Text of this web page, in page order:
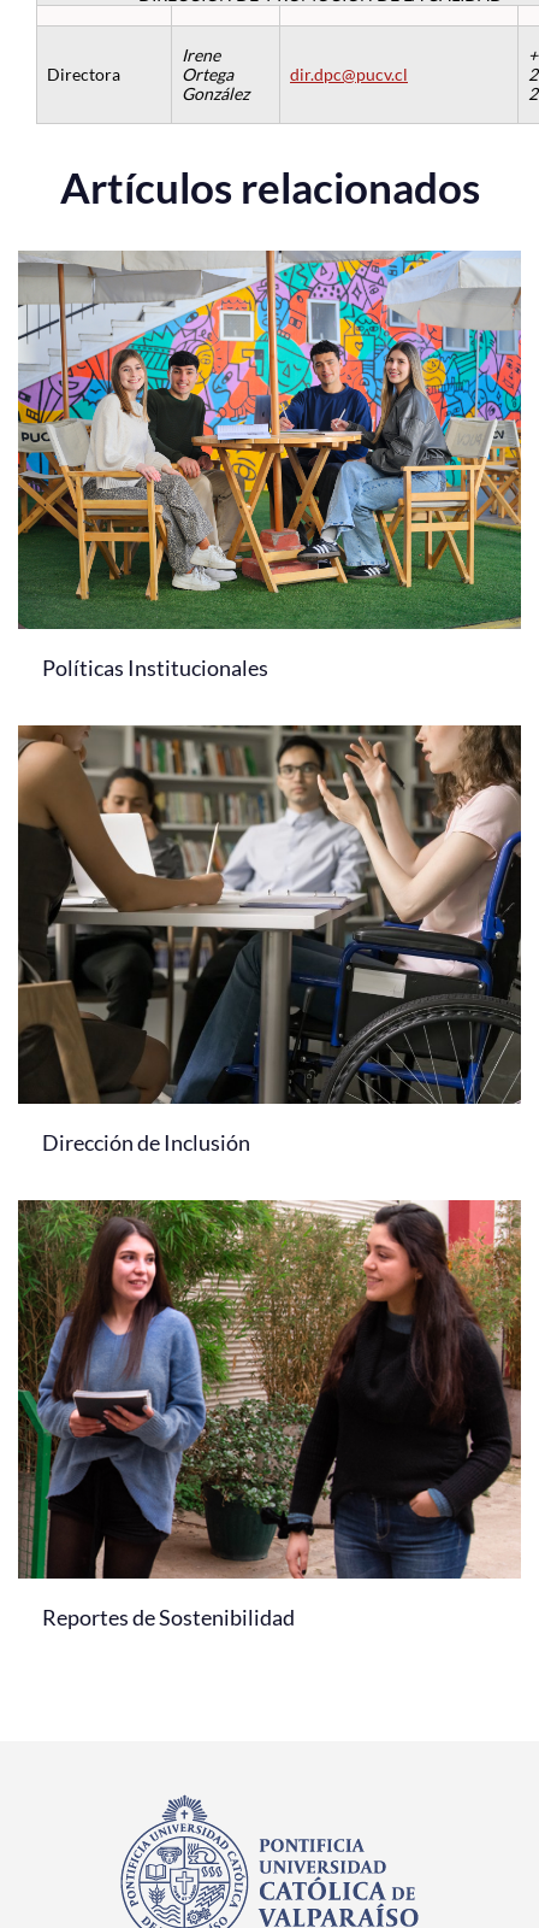
Directora
Irene
Ortega
González
dir.dpc@pucv.cl
Artículos relacionados
Políticas Institucionales
Dirección de Inclusión
Reportes de Sostenibilidad